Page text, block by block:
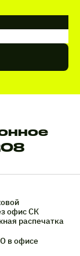
офис СК
распечатка
в офисе